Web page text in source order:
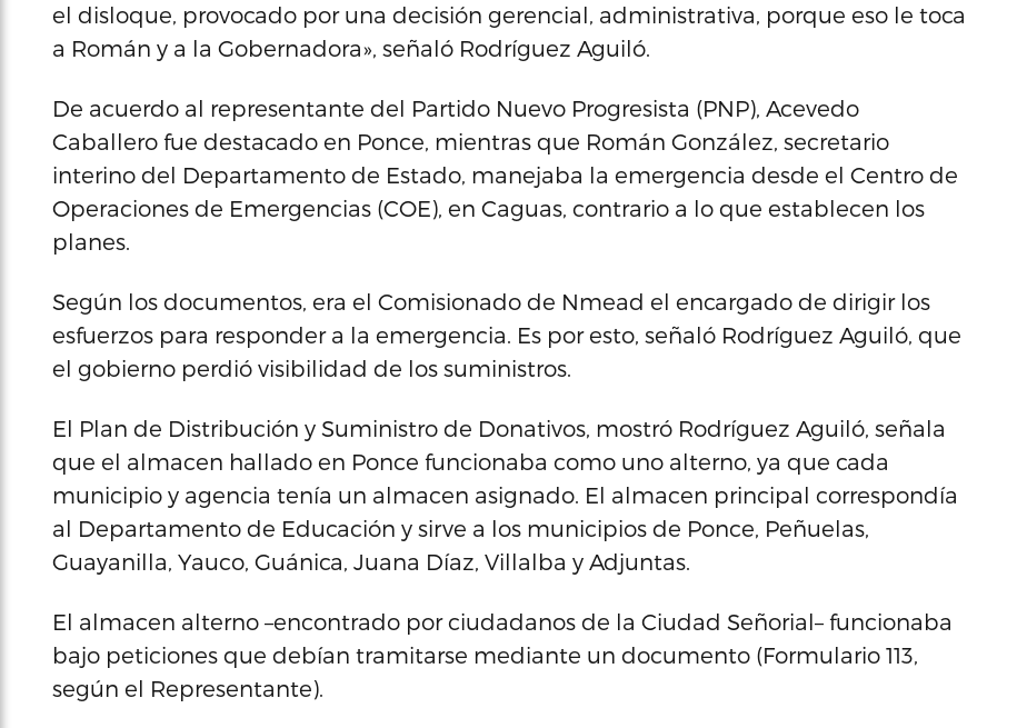
el disloque, provocado por una decisión gerencial, administrativa, porque eso le toca
a Román y a la Gobernadora», señaló Rodríguez Aguiló.
De acuerdo al representante del Partido Nuevo Progresista (PNP), Acevedo
Caballero fue destacado en Ponce, mientras que Román González, secretario
interino del Departamento de Estado, manejaba la emergencia desde el Centro de
Operaciones de Emergencias (COE), en Caguas, contrario a lo que establecen los
planes.
Según los documentos, era el Comisionado de Nmead el encargado de dirigir los
esfuerzos para responder a la emergencia. Es por esto, señaló Rodríguez Aguiló, que
el gobierno perdió visibilidad de los suministros.
El Plan de Distribución y Suministro de Donativos, mostró Rodríguez Aguiló, señala
que el almacen hallado en Ponce funcionaba como uno alterno, ya que cada
municipio y agencia tenía un almacen asignado. El almacen principal correspondía
al Departamento de Educación y sirve a los municipios de Ponce, Peñuelas,
Guayanilla, Yauco, Guánica, Juana Díaz, Villalba y Adjuntas.
El almacen alterno –encontrado por ciudadanos de la Ciudad Señorial– funcionaba
bajo peticiones que debían tramitarse mediante un documento (Formulario 113,
según el Representante).